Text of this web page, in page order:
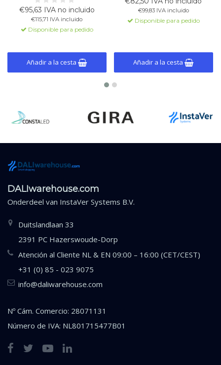
DIN. Soporta 64 dispositivos
DALI. Voltaje de entrada 120-
240Vac, IP40. A prueba de
cortocircuitos, tiempo de
de operación -20°C a +55°C.
€95,63 IVA no incluido
€115,71 IVA incluido
Disponible para pedido
Añadir a la cesta
Funciona globalmente con 110-
€99,83 IVA incluido
Disponible para pedido
Añadir a la cesta
DALIwarehouse.com
Onderdeel van InstaVer Systems B.V.
Duitslandlaan 33
2391 PC Hazerswoude-Dorp
Atención al Cliente NL & EN 09:00 – 16:00 (CET/CEST)
+31 (0) 85 - 023 9075
info@daliwarehouse.com
Nº Cám. Comercio: 28071131
Número de IVA: NL801715477B01